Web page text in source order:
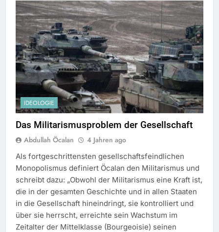
IDEOLOGIE
Das Militarismusproblem der Gesellschaft
Abdullah Öcalan 4 Jahren ago
Als fortgeschrittensten gesellschaftsfeindlichen
Monopolismus definiert Öcalan den Militarismus und
schreibt dazu: „Obwohl der Militarismus eine Kraft ist,
die in der gesamten Geschichte und in allen Staaten
in die Gesellschaft hineindringt, sie kontrolliert und
über sie herrscht, erreichte sein Wachstum im
Zeitalter der Mittelklasse (Bourgeoisie) seinen